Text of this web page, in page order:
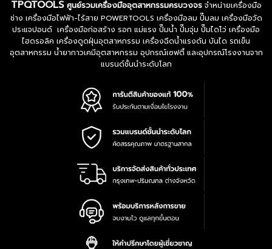
TPQTOOLS ศูนย์รวมเครื่องมืออุตสาหกรรมครบวงจรจำหน่ายเครื่องมือ
ช่าง เครื่องมือไฟฟ้า-ไร้สาย POWERTOOLS เครื่องมือลม ปั๊มลม เครื่องมือวัด
ประแจปอนด์ เครื่องมือก่อสร้าง รอก แม่แรง ปั๊มน้ำ ปั๊มจุ่ม ปั๊มไดโว่ เครื่องมือ
ไฮดรอลิค เครื่องดูดฝุ่นอุตสาหกรรม เครื่องฉีดน้ำแรงดัน บันได รถเข็น
อุตสาหกรรม น้ำยากาวเคมีอุตสาหกรรม อุปกรณ์เซฟตี้ และอุปกรณ์โรงงานจาก
แบรนด์ชั้นนำระดับโลก